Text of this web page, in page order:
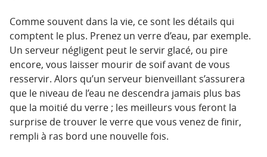
Comme souvent dans la vie, ce sont les détails qui
comptent le plus. Prenez un verre d’eau, par exemple.
Un serveur négligent peut le servir glacé, ou pire
encore, vous laisser mourir de soif avant de vous
resservir. Alors qu’un serveur bienveillant s’assurera
que le niveau de l’eau ne descendra jamais plus bas
que la moitié du verre ; les meilleurs vous feront la
surprise de trouver le verre que vous venez de finir,
rempli à ras bord une nouvelle fois.